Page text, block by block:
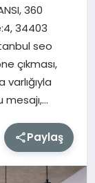
360
34403
seo
çıkması,
mesajı,…
Paylaş